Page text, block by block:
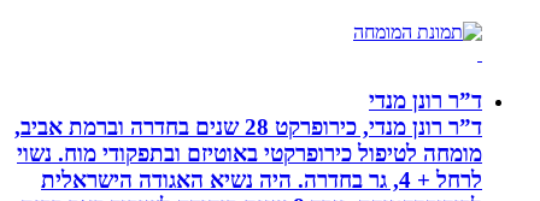
ד”ר רונן מנדי
ד”ר רונן מנדי, כירופרקט 28 שנים בחדרה וברמת אביב,
מומחה לטיפול כירופרקטי באוטיזם ובתפקודי מוח. נשוי
לרחל + 4, גר בחדרה. היה נשיא האגודה הישראלית